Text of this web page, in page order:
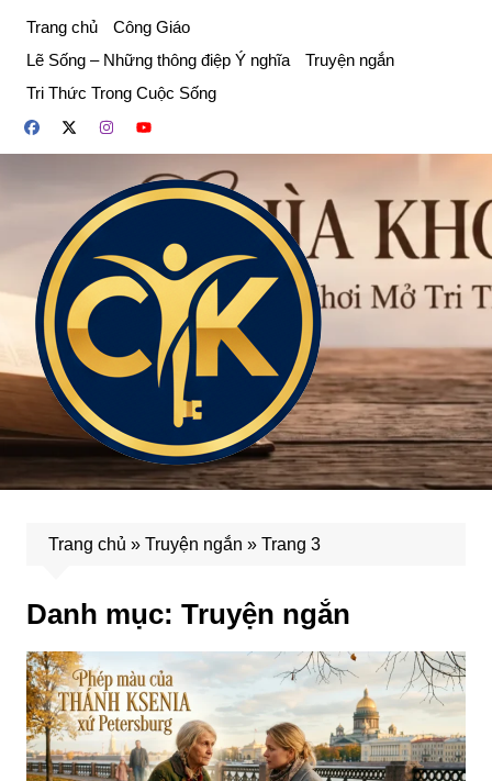
phần
dung
Trang chủ
Công Giáo
Lẽ Sống – Những thông điệp Ý nghĩa
Truyện ngắn
Tri Thức Trong Cuộc Sống
Trang chủ » Truyện ngắn » Trang 3
Danh mục: Truyện ngắn